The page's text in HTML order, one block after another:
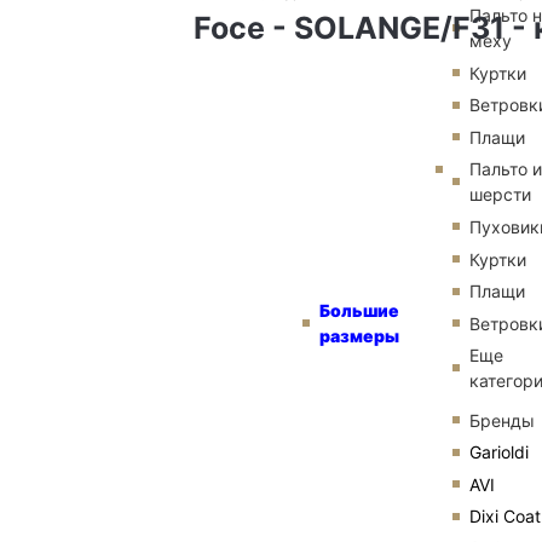
Большие
размеры
Пальто
меху
Куртки
Плащи
Пальто
шерсти
Куртки
Плащи
Еще
Бренды
Garioldi
AVI
Dixi Coat
Foce - SOLANGE/F31